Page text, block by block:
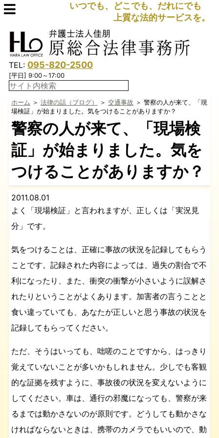
いつでも、どこでも、だれにでも
上質な法的サービスを。
TEL: 095-820-2500
[平日] 9:00～17:00
ホーム ＞ 法律の話（ブログ） ＞ 交通事故 ＞ 警察の人が来て、「現
場検証」が始まりました。気をつけることがありますか？
警察の人が来て、「現場検
証」が始まりました。気を
つけることがありますか？
2011.08.01
よく「現場検証」と言われますが、正しくは「実況見
分」です。
気をつけることは、正確に事故の状況を記録してもらう
ことです。記録された内容によっては、過失の割合で不
利になったり、また、衝突の衝撃が小さいように誤解さ
れたりということがよくあります。加害者の言うことと
食い違っていても、あなたが正しいと思う事故の状況を
記録してもらってください。
ただ、そうはいっても、咄嗟のことですから、はっきり
覚えていないことが多いかもしれません。少しでも客観
的な証拠を残すように、事故後の状況を変えないように
してください。車は、通行の邪魔になっても、警察が来
るまでは動かさないのが原則です。どうしても動かさな
ければならないときは、携帯のカメラでもいいので、動